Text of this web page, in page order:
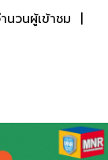
นวนผู้เข้าชม |